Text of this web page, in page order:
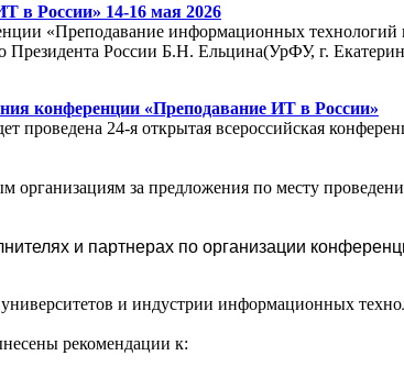
в России» 14-16 мая 2026
«Преподавание информационных технологий
России Б.Н. Ельцина(УрФУ, г.
конференции «Преподавание ИТ в России»
проведена 24-я открытая всероссийская
за предложения по месту
и партнерах по организации
и индустрии информационных
рекомендации к: